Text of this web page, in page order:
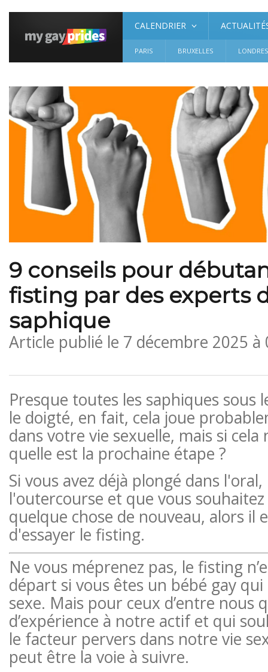
CALENDRIER
PARIS BRUXELLES LONDRES
9 conseils pour
fisting par des experts
saphique
Article publié le 7 décembre 2025 à
Presque toutes les saphiques sous
le doigté, en fait, cela joue
dans votre vie sexuelle, mais si
quelle est la prochaine étape ?
Si vous avez déjà plongé dans
l'outercourse et que vous
quelque chose de nouveau, alors il
d'essayer le fisting.
Ne vous méprenez pas, le fisting
départ si vous êtes un bébé gay
sexe. Mais pour ceux d’entre nous
d’expérience à notre actif et qui
le facteur pervers dans notre vie
peut être la voie à suivre.